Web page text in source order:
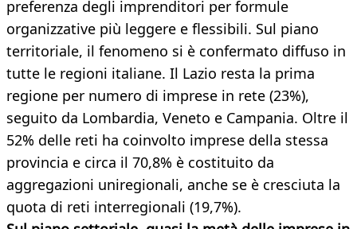
preferenza degli imprenditori per formule
organizzative più leggere e flessibili. Sul piano
territoriale, il fenomeno si è confermato diffuso in
tutte le regioni italiane. Il Lazio resta la prima
regione per numero di imprese in rete (23%),
seguito da Lombardia, Veneto e Campania. Oltre il
52% delle reti ha coinvolto imprese della stessa
provincia e circa il 70,8% è costituito da
aggregazioni uniregionali, anche se è cresciuta la
quota di reti interregionali (19,7%).